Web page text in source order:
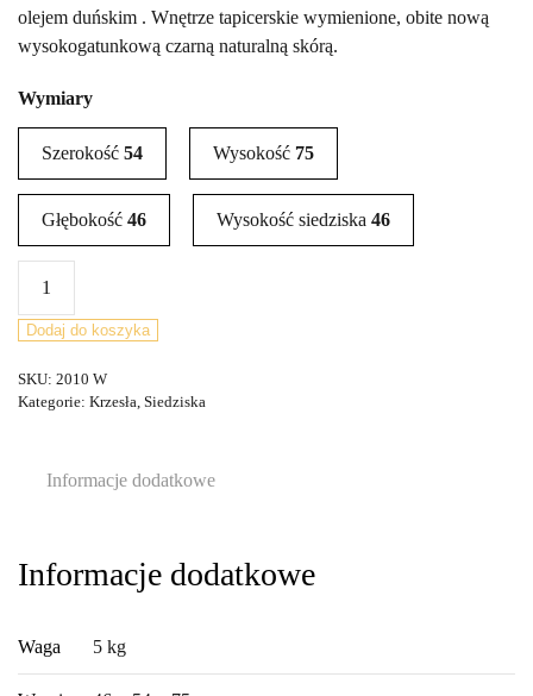
olejem duńskim . Wnętrze tapicerskie wymienione, obite nową
wysokogatunkową czarną naturalną skórą.
Wymiary
Szerokość 54 Wysokość 75
Głębokość 46 Wysokość siedziska 46
czterech
Korup
Stolefabrik,
Dodaj do koszyka
SKU: 2010 W
Kategorie: Krzesła, Siedziska
Informacje dodatkowe
Informacje dodatkowe
Waga 5 kg